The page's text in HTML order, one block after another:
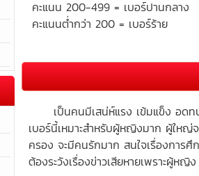
คะแนน 200-499 = เบอร์ปานกลาง
คะแนนต่ำกว่า 200 = เบอร์ร้าย
เป็นคนมีเสน่ห์แรง เข้มแข็ง อดทน
เบอร์นี้เหมาะสำหรับผู้หญิงมาก ผู้ใหญ่
ครอง จะมีคนรักมาก สนใจเรื่องการ
ต้องระวังเรื่องข่าวเสียหายเพราะผู้หญิ